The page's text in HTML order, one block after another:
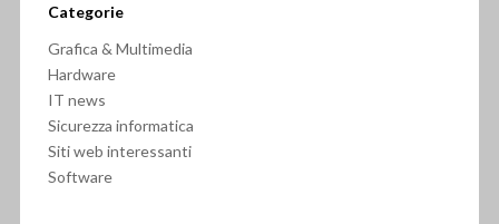
Categorie
Grafica & Multimedia
Hardware
IT news
Sicurezza informatica
Siti web interessanti
Software